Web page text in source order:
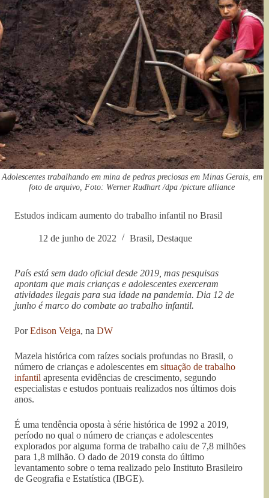
Adolescentes trabalhando em mina de pedras preciosas em Minas Gerais, em
foto de arquivo, Foto: Werner Rudhart /dpa /picture alliance
Estudos indicam aumento do trabalho infantil no Brasil
12 de junho de 2022 Brasil, Destaque
País está sem dado oficial desde 2019, mas pesquisas
apontam que mais crianças e adolescentes exerceram
atividades ilegais para sua idade na pandemia. Dia 12 de
junho é marco do combate ao trabalho infantil.
PorEdison Veiga, na DW
Mazela histórica com raízes sociais profundas no Brasil, o
número de crianças e adolescentes em situação de trabalho
infantil apresenta evidências de crescimento, segundo
especialistas e estudos pontuais realizados nos últimos dois
anos.
É uma tendência oposta à série histórica de 1992 a 2019,
período no qual o número de crianças e adolescentes
explorados por alguma forma de trabalho caiu de 7,8 milhões
para 1,8 milhão. O dado de 2019 consta do último
levantamento sobre o tema realizado pelo Instituto Brasileiro
de Geografia e Estatística (IBGE).